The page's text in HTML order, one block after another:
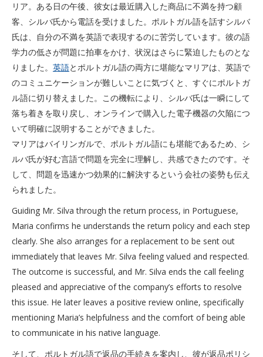
リア。ある日の午後、彼女は最近購入した商品に不満を持つ顧
客、シルバ氏から電話を受けました。ポルトガル語を話すシルバ
氏は、自分の不満を英語で表現するのに苦労しています。彼の語
学力の低さが問題に拍車をかけ、状況はさらに緊迫したものとな
りました。 英語とポルトガル語の両方に堪能なマリアは、英語で
のコミュニケーションが難しいことに気づくと、すぐにポルトガ
ル語に切り替えました。この機転により、シルバ氏は一瞬にして
落ち着きを取り戻し、オンラインで購入した電子機器の欠陥につ
いて明確に説明することができました。
マリアはバイリンガルで、ポルトガル語にも堪能であるため、シ
ルバ氏が好む言語で問題を完全に理解し、共感できたのです。そ
して、問題を迅速かつ効果的に解決するという会社の姿勢も伝え
られました。
Guiding Mr. Silva through the return process, in Portuguese,
Maria confirms he understands the return policy and each step
clearly. She also arranges for a replacement to be sent out
immediately that leaves Mr. Silva feeling valued and respected.
The outcome is successful, and Mr. Silva ends the call feeling
pleased and appreciative of the company’s efforts to resolve
this issue. He later leaves a positive review online, specifically
mentioning Maria’s helpfulness and the comfort of being able
to communicate in his native language.
そして、ポルトガル語で返品の手続きを案内し、彼が返品ポリシ